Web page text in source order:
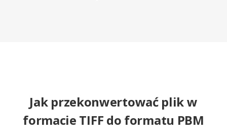
Jak przekonwertować plik w
formacie TIFF do formatu PBM